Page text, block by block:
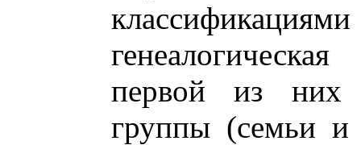
первой из них
группы (семьи и